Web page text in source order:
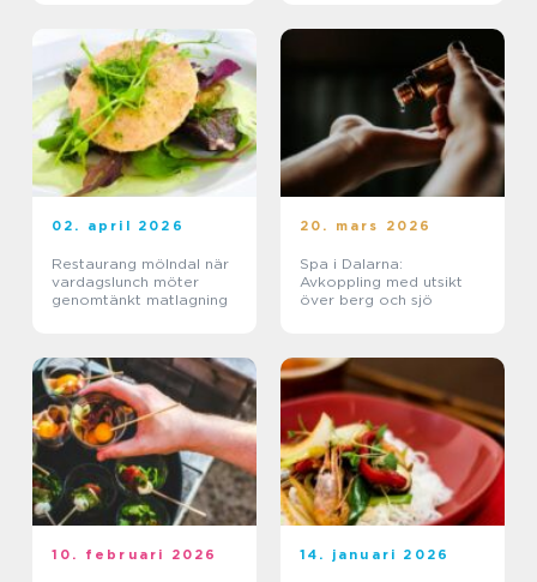
02. april 2026
Restaurang mölndal när
vardagslunch möter
genomtänkt matlagning
20. mars 2026
Spa i Dalarna:
Avkoppling med utsikt
över berg och sjö
10. februari 2026 14. januari 2026